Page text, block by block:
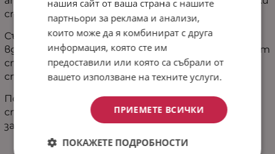
спалнятавивистинско убежище.
Събуждането екато новоначало –свежо,
вдъхновяващо. Този чаршафне
от
спалнотобельо,аизраз нагрижакъмсебе
стремежкъмхармониявежедневието.
Подарете
тозималъклуксипревърнете
спалнята
място,къдетомечтите
започват.
нашия сайт от ваша страна с нашите
партньори за реклама и анализи,
които може да я комбинират с друга
информация, която сте им
предоставили или която са събрали от
вашето използване на техните услуги.
ПРИЕМЕТЕ ВСИЧКИ
ПОКАЖЕТЕ ПОДРОБНОСТИ